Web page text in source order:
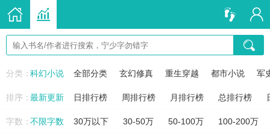
分类： 全部分类 玄幻修真 重生穿越 都市小说 军
科幻小说
排序： 日排行榜 周排行榜 月排行榜 总排行榜
最新更新
字数：不限字数 30万以下 30-50万 50-100万 100-200万